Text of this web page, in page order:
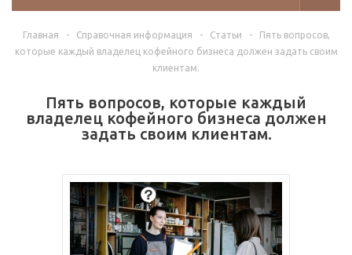
Главная - Справочная информация - Статьи -
Пять вопросов,
которые каждый владелец кофейного бизнеса должен задать своим
клиентам.
Пять вопросов, которые каждый
владелец кофейного бизнеса должен
задать своим клиентам.